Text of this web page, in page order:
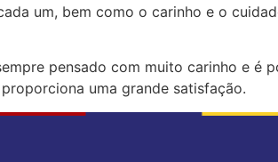
um, bem como o carinho e o
pensado com muito carinho e é
uma grande satisfação.